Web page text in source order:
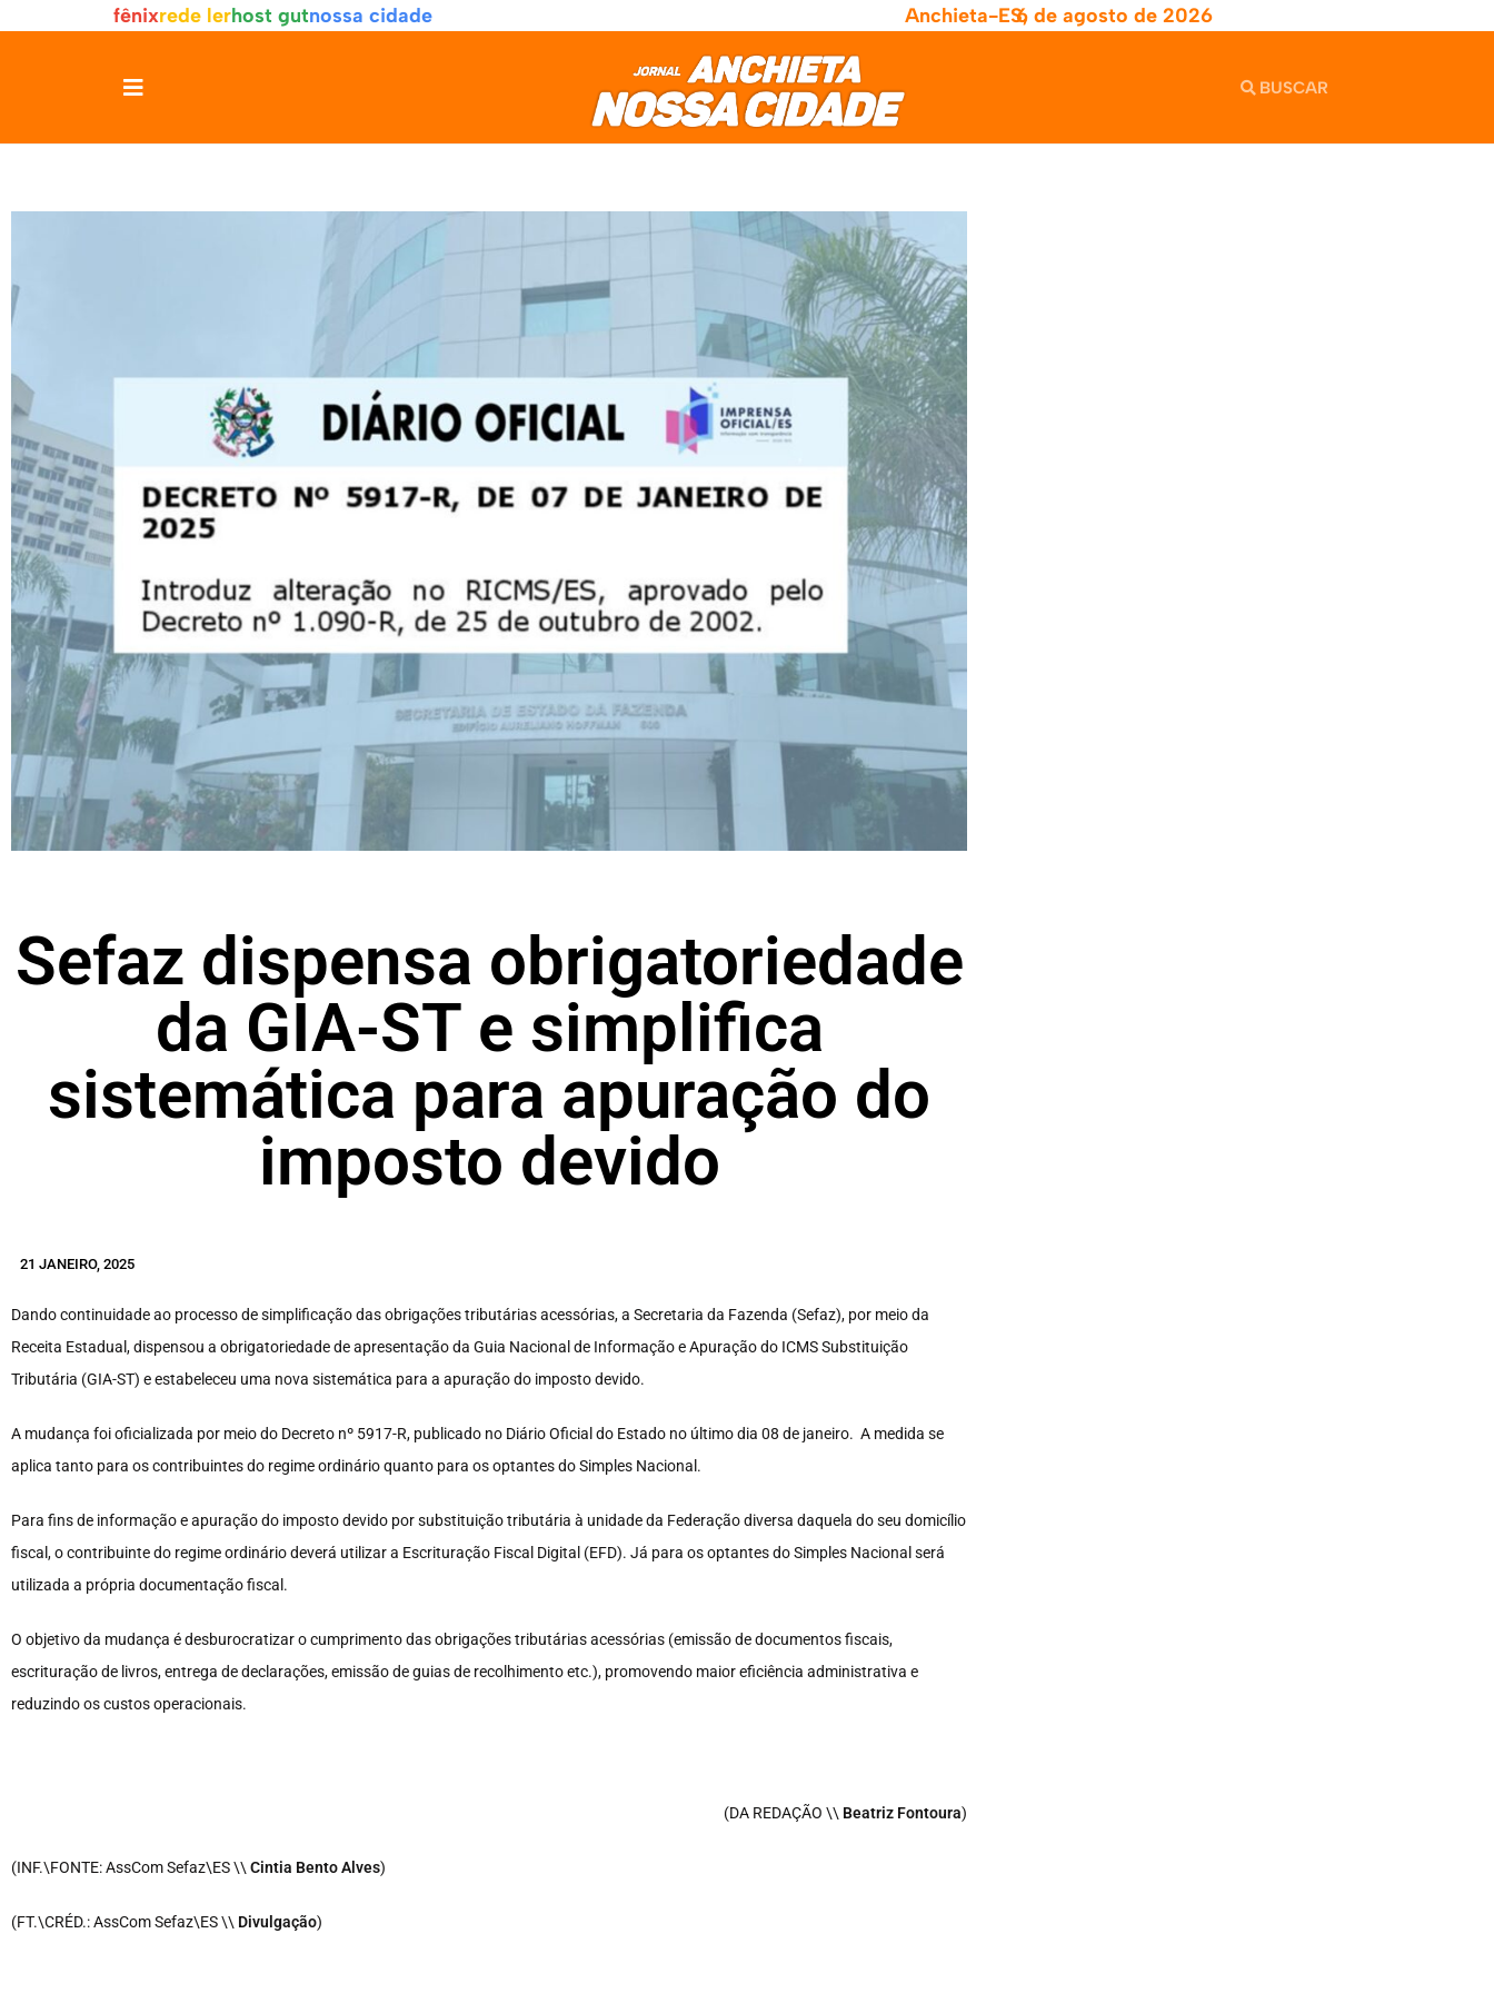
fênixrede lerhost gutnossa cidade Anchieta-ES,6 de agosto de 2026
Sefaz dispensa obrigatoriedade
da GIA-ST e simplifica
sistemática para apuração do
imposto devido
21 JANEIRO, 2025
Dando continuidade ao processo de simplificação das obrigações tributárias acessórias, a Secretaria da Fazenda (Sefaz), por meio da
Receita Estadual, dispensou a obrigatoriedade de apresentação da Guia Nacional de Informação e Apuração do ICMS Substituição
Tributária (GIA-ST) e estabeleceu uma nova sistemática para a apuração do imposto devido.
A mudança foi oficializada por meio do Decreto nº 5917-R, publicado no Diário Oficial do Estado no último dia 08 de janeiro. A medida se
aplica tanto para os contribuintes do regime ordinário quanto para os optantes do Simples Nacional.
Para fins de informação e apuração do imposto devido por substituição tributária à unidade da Federação diversa daquela do seu domicílio
fiscal, o contribuinte do regime ordinário deverá utilizar a Escrituração Fiscal Digital (EFD). Já para os optantes do Simples Nacional será
utilizada a própria documentação fiscal.
O objetivo da mudança é desburocratizar o cumprimento das obrigações tributárias acessórias (emissão de documentos fiscais,
escrituração de livros, entrega de declarações, emissão de guias de recolhimento etc.), promovendo maior eficiência administrativa e
reduzindo os custos operacionais.
(DA REDAÇÃO \\ Beatriz Fontoura)
(INF.\FONTE: AssCom Sefaz\ES \\ Cintia Bento Alves)
(FT.\CRÉD.: AssCom Sefaz\ES \\ Divulgação)